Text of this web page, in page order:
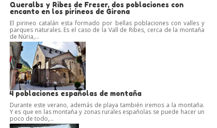
Queralbs y Ribes de Freser, dos poblaciones con
encanto en los pirineos de Girona
El pirineo catalán esta formado por bellas poblaciones con valles y
parques naturales. Es el caso de la Vall de Ribes, cerca de la montaña
de Núria,...
4 poblaciones españolas de montaña
Durante este verano, además de playa también iremos a la montaña.
Y es que en las montaña y zonas rurales españolas se puede hacer un
poco de todo,...